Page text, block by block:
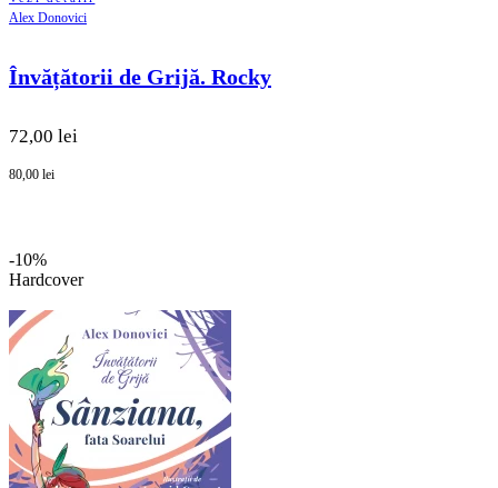
Alex Donovici
Învățătorii de Grijă. Rocky
72,00 lei
80,00 lei
-10%
Hardcover